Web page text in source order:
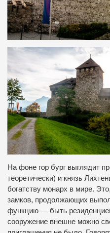
На фоне гор бург выглядит
теоретически) и князь
богатству монарх в мире.
замков, продолжающих
функцию — быть
сооружение внешне можно